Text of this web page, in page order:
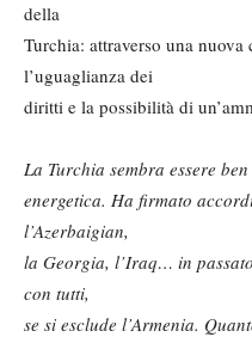
della
Turchia: attraverso una
l’uguaglianza dei
diritti e la possibilità di
La Turchia sembra essere
energetica. Ha firmato
l’Azerbaigian,
la Georgia, l’Iraq… in
con tutti,
se si esclude l’Armenia.